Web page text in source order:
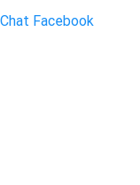
Chat Facebook